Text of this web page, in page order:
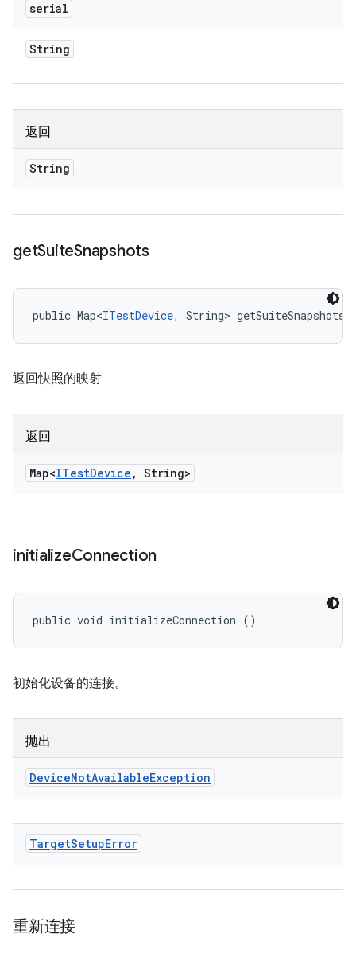
serial
String
返回
String
getSuiteSnapshots
public Map<ITestDevice, String> getSuiteSnapshots
返回快照的映射
返回
Map<ITestDevice , String>
initializeConnection
public void initializeConnection ()
初始化设备的连接。
抛出
DeviceNotAvailableException
TargetSetupError
重新连接